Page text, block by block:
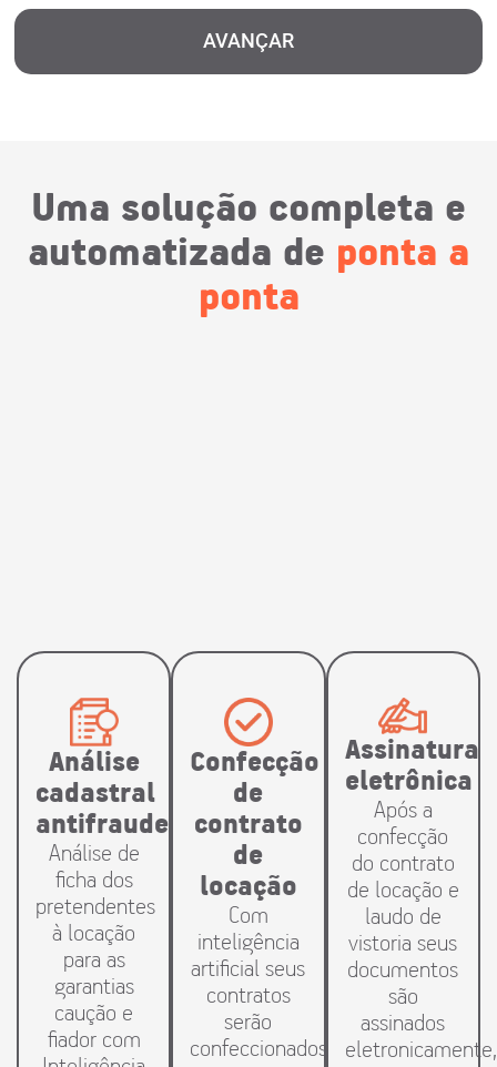
AVANÇAR
Uma solução completa e
automatizada de ponta a
ponta
Análise
cadastral
antifraude
Análise de
ficha dos
pretendentes
à locação
para as
garantias
caução e
fiador com
Confecção
de
contrato
de
locação
Com
inteligência
artificial seus
contratos
serão
confeccionados
Assinatura
eletrônica
Após a
confecção
do contrato
de locação e
laudo de
vistoria seus
documentos
são
assinados
eletronicamente,